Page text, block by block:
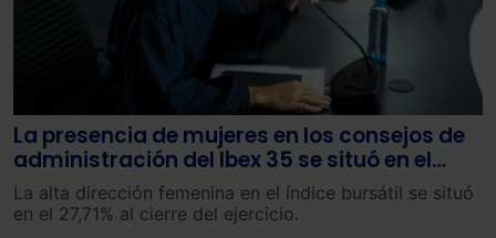
La presencia de mujeres en los consejos de
administración del Ibex 35 se situó en el
42,19% en 2025
La alta dirección femenina en el índice bursátil se situó
en el 27,71% al cierre del ejercicio.